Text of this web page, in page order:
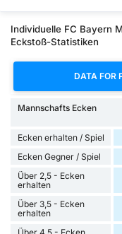
Individuelle FC Bayern
Eckstoß-Statistiken
DATA FOR
Mannschafts Ecken
Ecken erhalten / Spiel
Ecken Gegner / Spiel
Über 2,5 - Ecken
erhalten
Über 3,5 - Ecken
erhalten